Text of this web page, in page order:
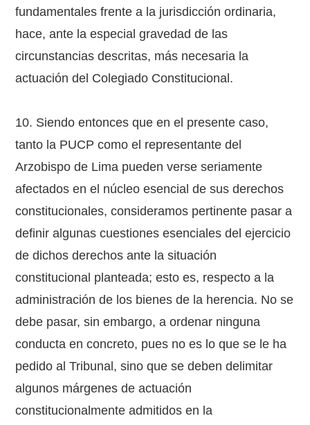
fundamentales frente a la jurisdicción ordinaria,
hace, ante la especial gravedad de las
circunstancias descritas, más necesaria la
actuación del Colegiado Constitucional.
10. Siendo entonces que en el presente caso,
tanto la PUCP como el representante del
Arzobispo de Lima pueden verse seriamente
afectados en el núcleo esencial de sus derechos
constitucionales, consideramos pertinente pasar a
definir algunas cuestiones esenciales del ejercicio
de dichos derechos ante la situación
constitucional planteada; esto es, respecto a la
administración de los bienes de la herencia. No se
debe pasar, sin embargo, a ordenar ninguna
conducta en concreto, pues no es lo que se le ha
pedido al Tribunal, sino que se deben delimitar
algunos márgenes de actuación
constitucionalmente admitidos en la